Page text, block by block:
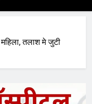
तलाश मे जुटी